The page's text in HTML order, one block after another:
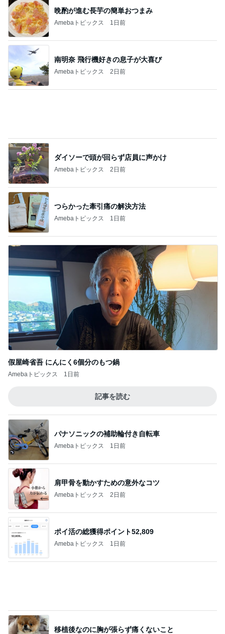
晩酌が進む長芋の簡単おつまみ
Amebaトピックス 1日前
南明奈 飛行機好きの息子が大喜び
Amebaトピックス 2日前
ダイソーで頭が回らず店員に声かけ
Amebaトピックス 2日前
つらかった牽引痛の解決方法
Amebaトピックス 1日前
假屋崎省吾 にんにく6個分のもつ鍋
Amebaトピックス 1日前
記事を読む
パナソニックの補助輪付き自転車
Amebaトピックス 1日前
肩甲骨を動かすための意外なコツ
Amebaトピックス 2日前
ポイ活の総獲得ポイント52,809
Amebaトピックス 1日前
移植後なのに胸が張らず痛くないこと